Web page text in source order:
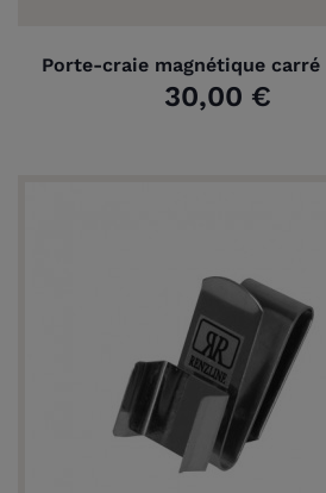
Porte-craie magnétique
30,00 €